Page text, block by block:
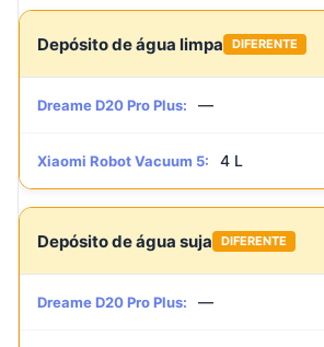
Depósito de água limpa DIFERENTE
Dreame D20 Pro Plus: —
Xiaomi Robot Vacuum 5: 4 L
Depósito de água suja DIFERENTE
Dreame D20 Pro Plus: —